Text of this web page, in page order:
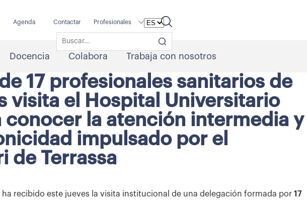
Agenda Contactar Profesionales
Docencia Colabora Trabaja con nosotros
17 profesionales sanitarios de
visita el Hospital Universitario
conocer la atención intermedia y
impulsado por el
de Terrassa
ha recibido este jueves la visita institucional de una delegación formada por 17